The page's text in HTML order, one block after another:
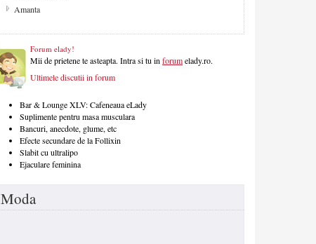
Masa de Craciun
Forum elady!
Mii de prietene te asteapta. Intra si tu inforumelady.ro.
Ultimele discutii in forum
Bar & Lounge XLV: Cafeneaua eLady
Suplimente pentru masa musculara
Bancuri, anecdote, glume, etc
Efecte secundare de la Follixin
Slabit cu ultralipo
Ejaculare feminina
Moda